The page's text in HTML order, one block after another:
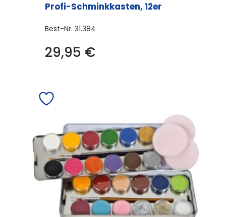
Profi-Schminkkasten, 12er
Best-Nr. 31.384
29,95 €